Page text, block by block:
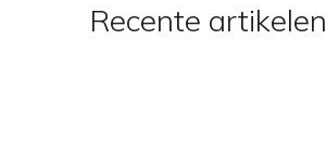
Recente artikelen